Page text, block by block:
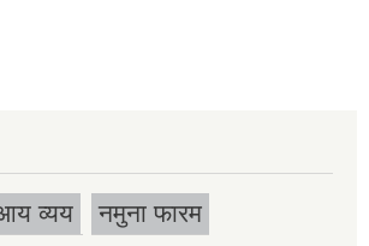
व्यय नमुना फारम